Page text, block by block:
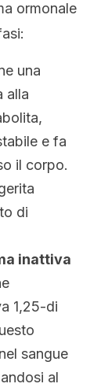
ormonale
una
alla
e fa
il corpo.
di
inattiva
1,25-di
sangue
al